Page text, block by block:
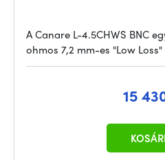
A Canare L-4.5CHWS BNC
ohmos 7,2 mm-es "Low
15